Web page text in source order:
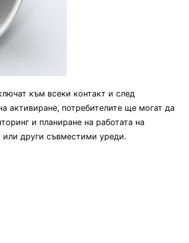
към всеки контакт и след
активиране, потребителите ще могат да
и планиране на работата на
или други съвместими уреди.